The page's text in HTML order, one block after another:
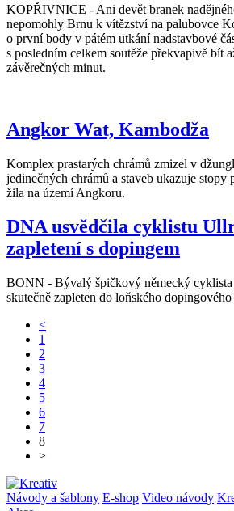
KOPŘIVNICE - Ani devět branek
nepomohly Brnu k vítězství na palubovce
o první body v pátém utkání nadstavbové
s posledním celkem soutěže překvapivě bít
závěrečných minut.
Angkor Wat, Kambodža
Komplex prastarých chrámů zmizel v
jedinečných chrámů a staveb ukazuje stopy
žila na území Angkoru.
DNA usvědčila cyklistu
zapletení s dopingem
BONN - Bývalý špičkový německý
skutečně zapleten do loňského
<
1
2
3
4
5
6
7
8
>
Návody a šablony E-shop Video návody